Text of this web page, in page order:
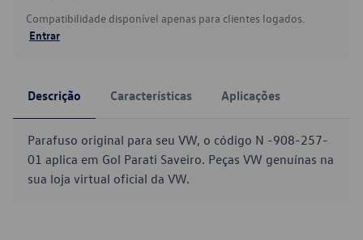
Compatibilidade disponível apenas para clientes logados.
Entrar
Descrição Características Aplicações
Parafuso original para seu VW, o código N -908-257-
01 aplica em Gol Parati Saveiro. Peças VW genuínas na
sua loja virtual oficial da VW.